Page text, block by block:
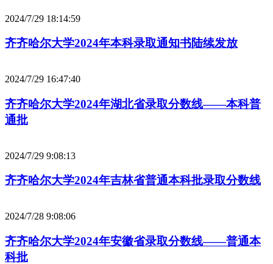
2024/7/29 18:14:59
齐齐哈尔大学2024年本科录取通知书陆续发放
2024/7/29 16:47:40
齐齐哈尔大学2024年湖北省录取分数线——本科普
通批
2024/7/29 9:08:13
齐齐哈尔大学2024年吉林省普通本科批录取分数线
2024/7/28 9:08:06
齐齐哈尔大学2024年安徽省录取分数线——普通本
科批